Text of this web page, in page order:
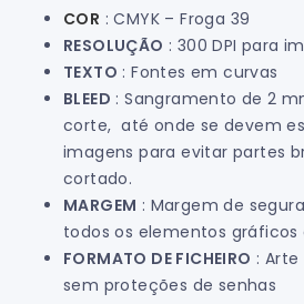
COR : CMYK – Froga 39
RESOLUÇÃO : 300 DPI para
TEXTO : Fontes em curvas
BLEED : Sangramento de 2
corte, até onde se devem
imagens para evitar partes
cortado.
MARGEM : Margem de
todos os elementos
FORMATO DE FICHEIRO : Arte
sem proteções de senhas